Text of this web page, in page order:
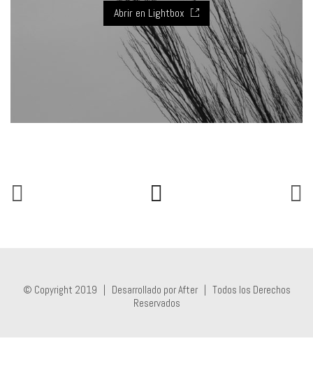
Abrir en Lightbox
© Copyright 2019 | Desarrollado por After| Todos los Derechos
Reservados